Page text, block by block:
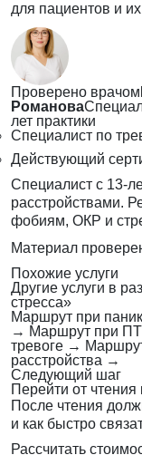
для пациентов и их
Проверено врачом
Романова
лет практики
Специалист по
Действующий
Специалист с 13-
расстройствами.
фобиям, ОКР и
Материал
Похожие услуги
Другие услуги в
стресса»
Маршрут при
→ Маршрут при
тревоге →
расстройства →
Следующий шаг
Перейти от
После чтения
и как быстро
Рассчитать